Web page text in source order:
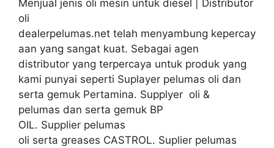
Menjual jenis oli mesin untuk diesel | Distributor
oli
dealerpelumas.net telah menyambung kepercay
aan yang sangat kuat. Sebagai agen
distributor yang terpercaya untuk produk yang
kami punyai seperti Suplayer pelumas oli dan
serta gemuk Pertamina. Supplyer oli &
pelumas dan serta gemuk BP
OIL. Supplier pelumas
oli serta greases CASTROL. Suplier pelumas